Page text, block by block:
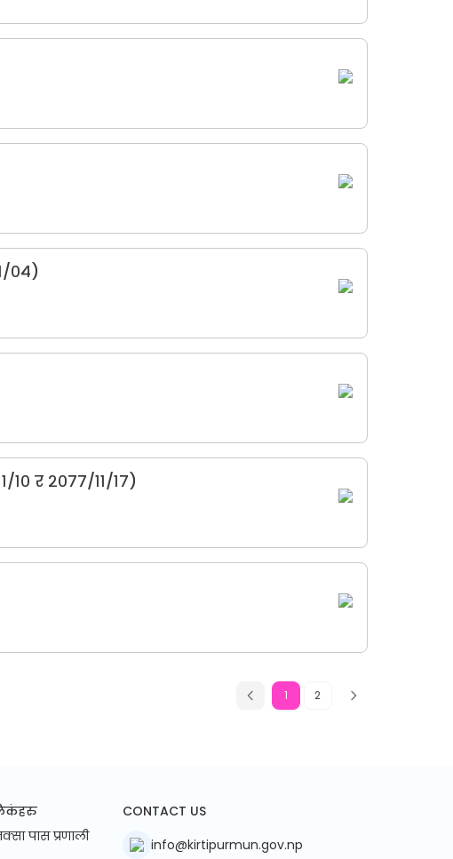
०४)
र २०७७/११/१७)
1 2
पास प्रणाली
CONTACT US
info@kirtipurmun.gov.np